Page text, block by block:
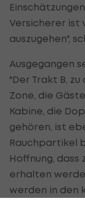
Versicherer ist
auszugehen",
Ausgegangen
"Der Trakt B,
Zone, die
Kabine, die
gehören, ist
Rauchpartikel
Hoffnung, dass
erhalten
werden in den